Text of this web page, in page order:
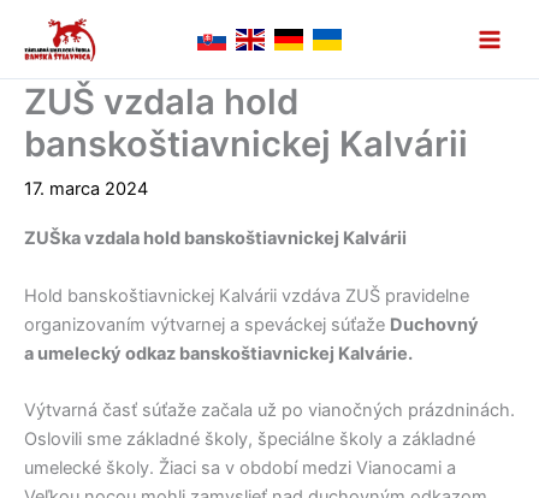
ZUŠ vzdala hold
banskoštiavnickej Kalvárii
17. marca 2024
ZUŠka vzdala hold banskoštiavnickej Kalvárii
Hold banskoštiavnickej Kalvárii vzdáva ZUŠ pravidelne
organizovaním výtvarnej a speváckej súťaže Duchovný
a umelecký odkaz banskoštiavnickej Kalvárie.
Výtvarná časť súťaže začala už po vianočných prázdninách.
Oslovili sme základné školy, špeciálne školy a základné
umelecké školy. Žiaci sa v období medzi Vianocami a